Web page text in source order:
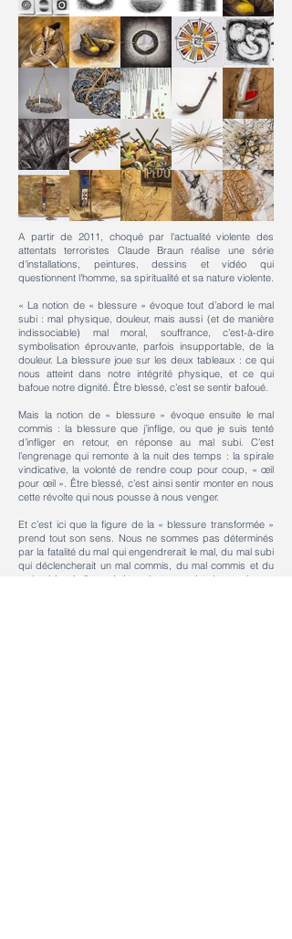
A partir de 2011, choqué par l'actualité violente des
attentats terroristes Claude Braun réalise une série
d'installations, peintures, dessins et vidéo qui
questionnent l'homme, sa spiritualité et sa nature violente.
« La notion de « blessure » évoque tout d’abord le mal
subi : mal physique, douleur, mais aussi (et de manière
indissociable) mal moral, souffrance, c’est-à-dire
symbolisation éprouvante, parfois insupportable, de la
douleur. La blessure joue sur les deux tableaux : ce qui
nous atteint dans notre intégrité physique, et ce qui
bafoue notre dignité. Être blessé, c’est se sentir bafoué.
Mais la notion de « blessure » évoque ensuite le mal
commis : la blessure que j’inflige, ou que je suis tenté
d’infliger en retour, en réponse au mal subi. C’est
l’engrenage qui remonte à la nuit des temps : la spirale
vindicative, la volonté de rendre coup pour coup, « œil
pour œil ». Être blessé, c’est ainsi sentir monter en nous
cette révolte qui nous pousse à nous venger.
Et c’est ici que la figure de la « blessure transformée »
prend tout son sens. Nous ne sommes pas déterminés
par la fatalité du mal qui engendrerait le mal, du mal subi
qui déclencherait un mal commis, du mal commis et du
mal subi qui s’interpénètreraient au point de ne plus se